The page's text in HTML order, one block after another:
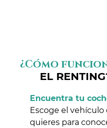
¿Cómo
EL
Encuentra tu
Escoge el
quieres para